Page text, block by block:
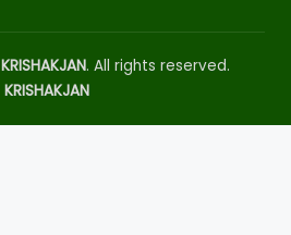
KRISHAKJAN. All rights reserved.
KRISHAKJAN